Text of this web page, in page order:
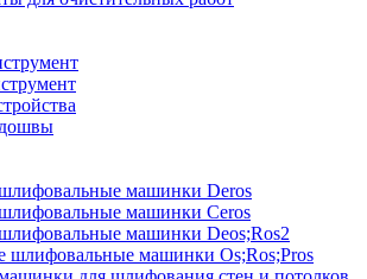
машинки Deros
машинки Ceros
машинки Deos;Ros2
шлифовальные машинки Os;Ros;Pros